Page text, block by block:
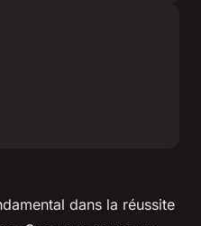
dans la réussite